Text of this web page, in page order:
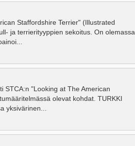
Staffordshire Terrier" (Illustrated
ja terrierityyppien sekoitus. On olemassa
STCA:n "Looking at The American
olevat kohdat. TURKKI
yksivärinen...